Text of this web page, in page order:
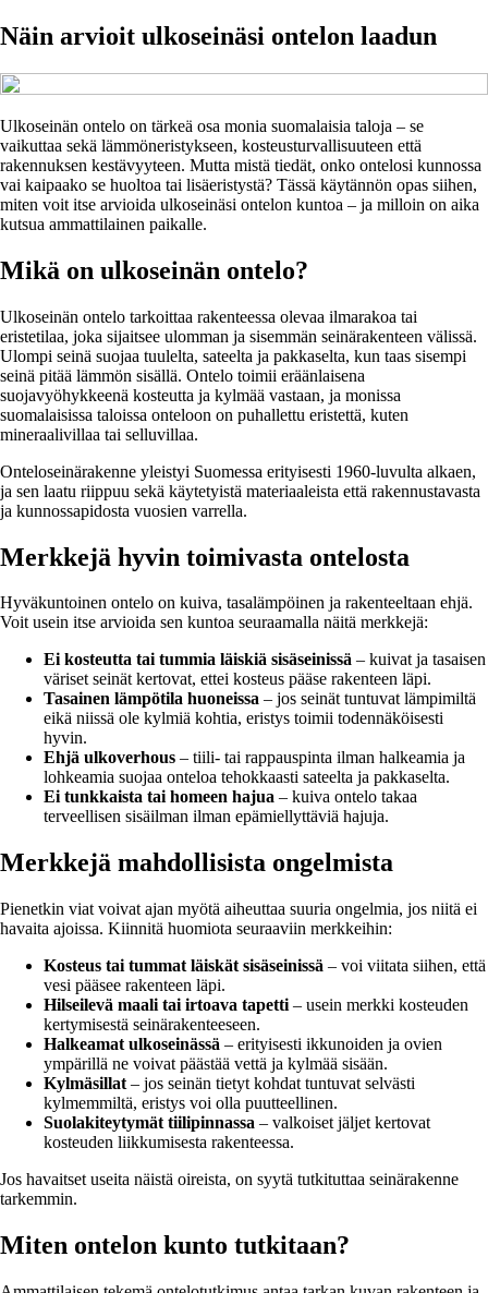
Näin arvioit ulkoseinäsi ontelon laadun
Ulkoseinän ontelo on tärkeä osa monia suomalaisia taloja – se
vaikuttaa sekä lämmöneristykseen, kosteusturvallisuuteen että
rakennuksen kestävyyteen. Mutta mistä tiedät, onko ontelosi kunnossa
vai kaipaako se huoltoa tai lisäeristystä? Tässä käytännön opas siihen,
miten voit itse arvioida ulkoseinäsi ontelon kuntoa – ja milloin on aika
kutsua ammattilainen paikalle.
Mikä on ulkoseinän ontelo?
Ulkoseinän ontelo tarkoittaa rakenteessa olevaa ilmarakoa tai
eristetilaa, joka sijaitsee ulomman ja sisemmän seinärakenteen välissä.
Ulompi seinä suojaa tuulelta, sateelta ja pakkaselta, kun taas sisempi
seinä pitää lämmön sisällä. Ontelo toimii eräänlaisena
suojavyöhykkeenä kosteutta ja kylmää vastaan, ja monissa
suomalaisissa taloissa onteloon on puhallettu eristettä, kuten
mineraalivillaa tai selluvillaa.
Onteloseinärakenne yleistyi Suomessa erityisesti 1960-luvulta alkaen,
ja sen laatu riippuu sekä käytetyistä materiaaleista että rakennustavasta
ja kunnossapidosta vuosien varrella.
Merkkejä hyvin toimivasta ontelosta
Hyväkuntoinen ontelo on kuiva, tasalämpöinen ja rakenteeltaan ehjä.
Voit usein itse arvioida sen kuntoa seuraamalla näitä merkkejä:
Ei kosteutta tai tummia läiskiä sisäseinissä – kuivat ja tasaisen
väriset seinät kertovat, ettei kosteus pääse rakenteen läpi.
Tasainen lämpötila huoneissa – jos seinät tuntuvat lämpimiltä
eikä niissä ole kylmiä kohtia, eristys toimii todennäköisesti
hyvin.
Ehjä ulkoverhous – tiili- tai rappauspinta ilman halkeamia ja
lohkeamia suojaa onteloa tehokkaasti sateelta ja pakkaselta.
Ei tunkkaista tai homeen hajua – kuiva ontelo takaa
terveellisen sisäilman ilman epämiellyttäviä hajuja.
Merkkejä mahdollisista ongelmista
Pienetkin viat voivat ajan myötä aiheuttaa suuria ongelmia, jos niitä ei
havaita ajoissa. Kiinnitä huomiota seuraaviin merkkeihin:
Kosteus tai tummat läiskät sisäseinissä – voi viitata siihen, että
vesi pääsee rakenteen läpi.
Hilseilevä maali tai irtoava tapetti – usein merkki kosteuden
kertymisestä seinärakenteeseen.
Halkeamat ulkoseinässä – erityisesti ikkunoiden ja ovien
ympärillä ne voivat päästää vettä ja kylmää sisään.
Kylmäsillat – jos seinän tietyt kohdat tuntuvat selvästi
kylmemmiltä, eristys voi olla puutteellinen.
Suolakiteytymät tiilipinnassa – valkoiset jäljet kertovat
kosteuden liikkumisesta rakenteessa.
Jos havaitset useita näistä oireista, on syytä tutkituttaa seinärakenne
tarkemmin.
Miten ontelon kunto tutkitaan?